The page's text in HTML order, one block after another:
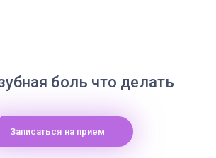
боль что делать
Записаться на прием